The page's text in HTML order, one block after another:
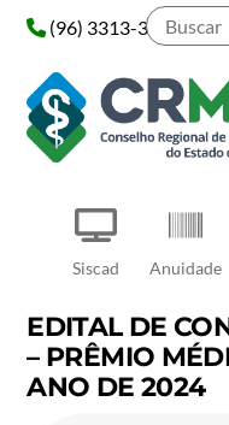
Skip
content
Siscad Anuidade
(96) 3313-3313
Pesquisar
EDITAL DE
– PRÊMIO
ANO DE 2024